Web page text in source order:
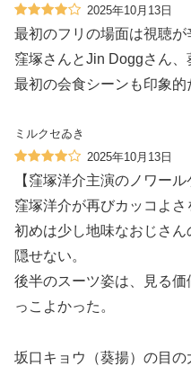
2025年10月13日
最初のフリの場面は視聴が
窪塚さんとJin Doggさん、
最初の会食シーンも印象的
ミルクセゐき
2025年10月13日
【窪塚洋介主演のノワール
窪塚洋介が再びカッコよさ
初めは少し地味なおじさ
隠せない。
後半のスーツ姿は、見る
っこよかった。
坂口キョウ（葵揚）の目